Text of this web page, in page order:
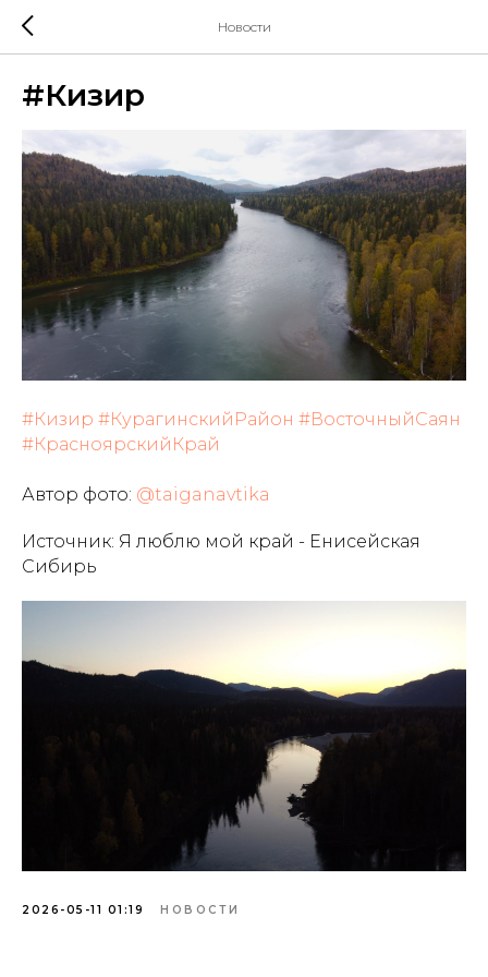
Новости
#Кизир
#Кизир #КурагинскийРайон #ВосточныйСаян
#КрасноярскийКрай
Автор фото: @taiganavtika
Источник: Я люблю мой край - Енисейская
Сибирь
2026-05-11 01:19 НОВОСТИ